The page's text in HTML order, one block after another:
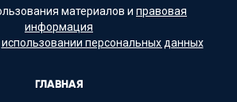
материалов и правовая
информация
использовании персональных данных
ГЛАВНАЯ